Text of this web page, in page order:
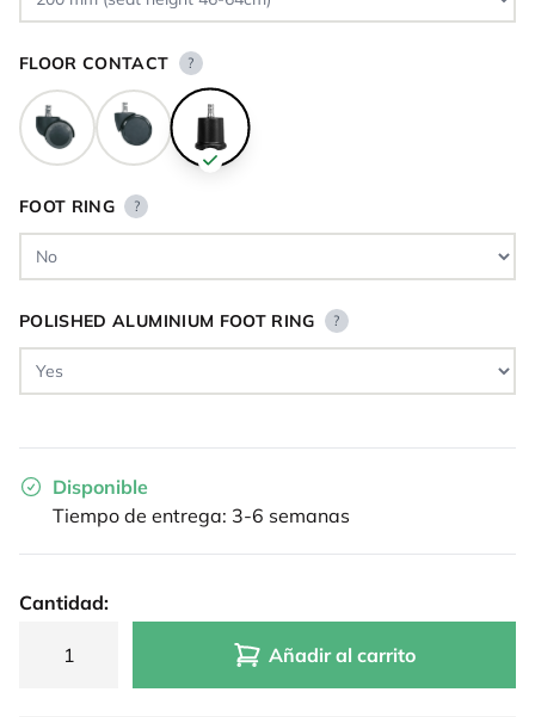
FLOOR CONTACT ?
FOOT RING ?
POLISHED ALUMINIUM FOOT RING ?
Disponible
Tiempo de entrega: 3-6 semanas
Cantidad:
Añadir al carrito